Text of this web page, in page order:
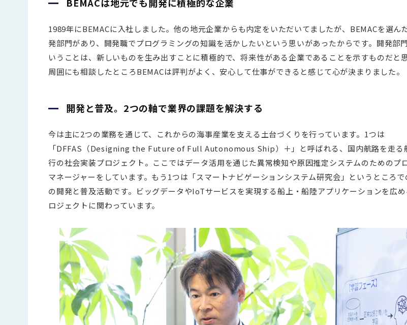
1989年にBEMACに入社しました。他の地元企業からも内定をいただいてましたが、BEMACを選ん
発部門があり、開発職でプログラミングの知識を活かしたいという思いがあったからです。開発部
いうことは、新しいものを生み出すことに積極的で、将来性がある企業であることを示すものだと思
周囲にも相談したところBEMACは評判がよく、安心して仕事ができると感じて心が決まりました。
開発と普及。2つの軸で業界の課題を解決する
今は主に2つの業務を通じて、これからの海事産業を支える土台づくりを行っています。1つは
「DFFAS（Designing the Future of Full Autonomous Ship）＋」と呼ばれる、国内航路を走る
行の社会実装プロジェクト。ここではデータ活用を通じた異常検知や原因推定システムのためのプ
マネージャーをしています。もう1つは「スマートナビゲーションシステム研究会」というところ
の開発と普及活動です。ビッグデータやIoTサービスを実現する船上・船陸アプリケーションを広
ロジェクトに関わっています。